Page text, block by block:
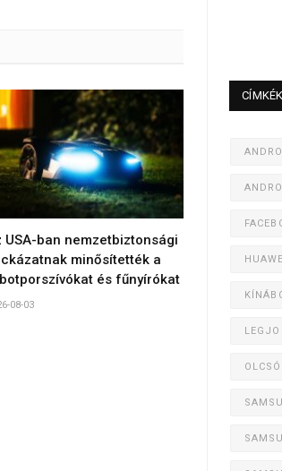
USA-ban nemzetbiztonsági
minősítették a
és fűnyírókat
08-03
CÍMKÉK